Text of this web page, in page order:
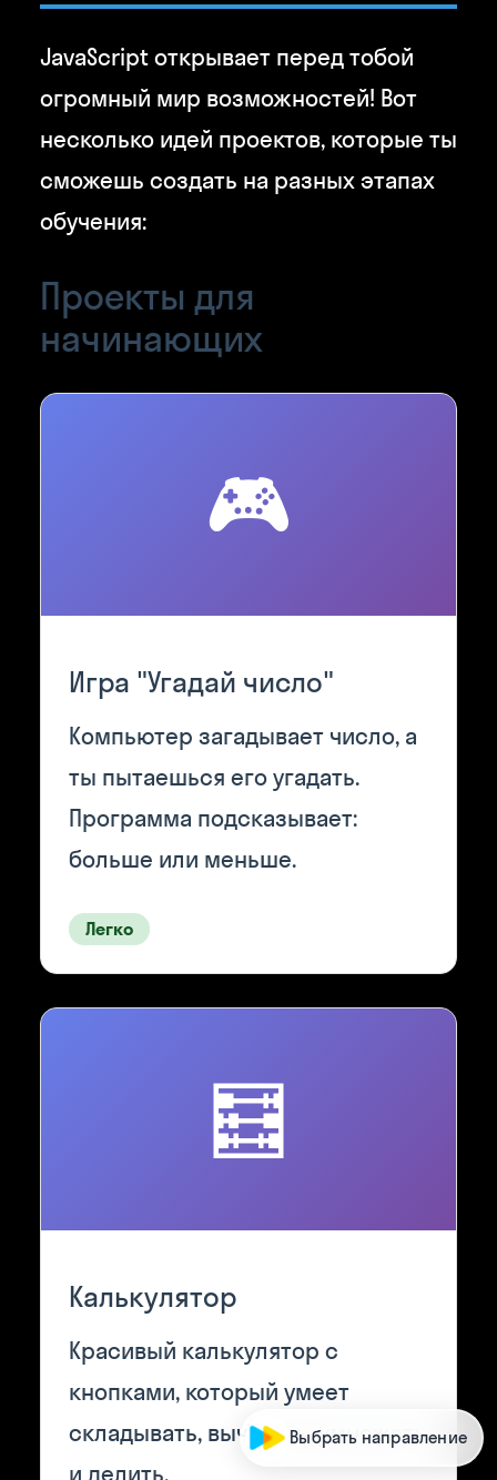
JavaScript открывает перед тобой
огромный мир возможностей! Вот
несколько идей проектов, которые ты
сможешь создать на разных этапах
обучения:
Проекты для
начинающих
🎮
Игра "Угадай число"
Компьютер загадывает число, а
ты пытаешься его угадать.
Программа подсказывает:
больше или меньше.
Легко
🧮
Калькулятор
Красивый калькулятор с
кнопками, который умеет
складывать, вычитать, умножать
и делить.
Выбрать направление